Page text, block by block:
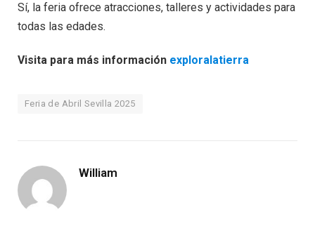
Sí, la feria ofrece atracciones, talleres y actividades para
todas las edades.
Visita para más información exploralatierra
Feria de Abril Sevilla 2025
William